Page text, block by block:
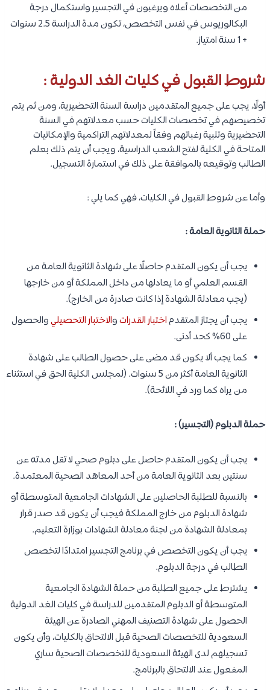
من التخصصات أعلاه ويرغبون في التجسير واستكمال درجة
البكالوريوس في نفس التخصص، تكون مدة الدراسة 2.5 سنوات
+ 1 سنة امتياز.
شروط القبول في كليات الغد الدولية :
أولًا، يجب على جميع المتقدمين دراسة السنة التحضيرية، ومن ثم يتم
تخصيصهم في تخصصات الكليات حسب معدلاتهم في السنة
التحضيرية وتلبية رغباتهم وفقاً لمعدلاتهم التراكمية والإمكانيات
المتاحة في الكلية لفتح الشعب الدراسية، ويجب أن يتم ذلك بعلم
الطالب وتوقيعه بالموافقة على ذلك في استمارة التسجيل.
وأما عن شروط القبول في الكليات، فهي كما يلي :
حملة الثانوية العامة :
يجب أن يكون المتقدم حاصلًا على شهادة الثانوية العامة من
القسم العلمي أو ما يعادلها من داخل المملكة أو من خارجها
(يجب معادلة الشهادة إذا كانت صادرة من الخارج).
يجب أن يجتاز المتقدماختبار القدراتوالاختبار التحصيليوالحصول
على 60% كحد أدنى.
كما يجب ألا يكون قد مضى على حصول الطالب على شهادة
الثانوية العامة أكثر من 5 سنوات. (لمجلس الكلية الحق في استثناء
من يراه كما ورد في اللائحة).
حملة الدبلوم (التجسير) :
يجب أن يكون المتقدم حاصل على دبلوم صحي لا تقل مدته عن
سنتين بعد الثانوية العامة من أحد المعاهد الصحية المعتمدة.
بالنسبة للطلبة الحاصلين على الشهادات الجامعية المتوسطة أو
شهادة الدبلوم من خارج المملكة فيجب أن يكون قد صدر قرار
بمعادلة الشهادة من لجنة معادلة الشهادات بوزارة التعليم.
يجب أن يكون التخصص في برنامج التجسير امتدادًا لتخصص
الطالب في درجة الدبلوم.
يشترط على جميع الطلبة من حملة الشهادة الجامعية
المتوسطة أو الدبلوم المتقدمين للدراسة في كليات الغد الدولية
الحصول على شهادة التصنيف المهني الصادرة عن الهيئة
السعودية للتخصصات الصحية قبل الالتحاق بالكليات، وأن يكون
تسجيلهم لدى الهيئة السعودية للتخصصات الصحية ساري
المفعول عند الالتحاق بالبرنامج.